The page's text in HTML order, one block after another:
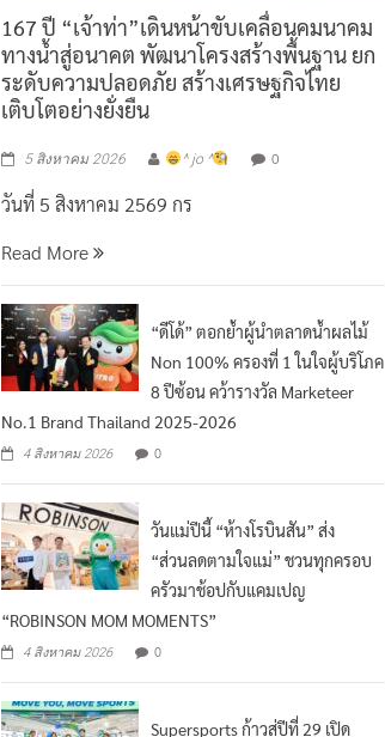
167 ปี “เจ้าท่า”เดินหน้าขับเคลื่อนคมนาคม
ทางน้ำสู่อนาคต พัฒนาโครงสร้างพื้นฐาน ยก
ระดับความปลอดภัย สร้างเศรษฐกิจไทย
เติบโตอย่างยั่งยืน
5 สิงหาคม 2026 ^ jo ^ 0
วันที่ 5 สิงหาคม 2569 กร
Read More
“ดีโด้” ตอกย้ำผู้นำตลาดน้ำผลไม้
Non 100% ครองที่ 1 ในใจผู้บริโภค
8 ปีซ้อน คว้ารางวัล Marketeer
No.1 Brand Thailand 2025-2026
4 สิงหาคม 2026 0
วันแม่ปีนี้ “ห้างโรบินสัน” ส่ง
“ส่วนลดตามใจแม่” ชวนทุกครอบ
ครัวมาช้อปกับแคมเปญ
“ROBINSON MOM MOMENTS”
4 สิงหาคม 2026 0
Supersports ก้าวสู่ปีที่ 29 เปิด